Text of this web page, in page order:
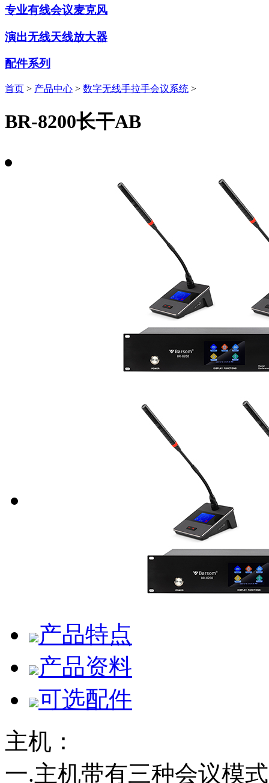
专业有线会议麦克风
演出无线天线放大器
配件系列
首页 > 产品中心 > 数字无线手拉手会议系统 >
BR-8200长干AB
产品特点
产品资料
可选配件
主机：
一.主机带有三种会议模